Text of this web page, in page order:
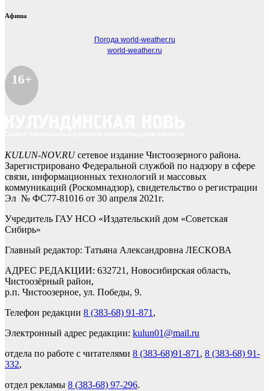
Афиша
Погода world-weather.ru
world-weather.ru
16+
KULUN-NOV.RUсетевое издание Чистоозерного района.
Зарегистрировано Федеральной службой по надзору в сфере
связи, информационных технологий и массовых
коммуникаций (Роскомнадзор), свидетельство о регистрации
Эл № ФС77-81016 от 30 апреля 2021г.
Учредитель ГАУ НСО «Издательский дом «Советская
Сибирь»
Главный редактор: Татьяна Александровна ЛЕСКОВА
АДРЕС РЕДАКЦИИ: 632721, Новосибирская область,
Чистоозёрный район,
р.п. Чистоозерное, ул. Победы, 9.
Телефон редакции 8 (383-68) 91-871 ,
Электронный адрес редакции: kulun01@mail.ru
отдела по работе с читателями 8 (383-68)91-871 , 8 (383-68) 91-
332,
отдел рекламы 8 (383-68) 97-296.